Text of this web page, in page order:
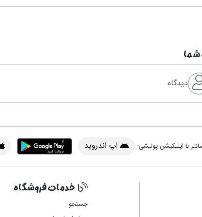
شما
دیدگاه
با اپلیکیشن پولیشی: اپ اندروید
خدمات فروشگاه
جستجو